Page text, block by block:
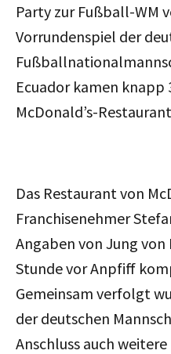
Party zur Fußball-WM
Vorrundenspiel der
Ecuador kamen knapp
McDonald’s-
Das Restaurant von
Franchisenehmer
Angaben von Jung
Stunde vor Anpfiff
Gemeinsam verfolgt
der deutschen
Anschluss auch